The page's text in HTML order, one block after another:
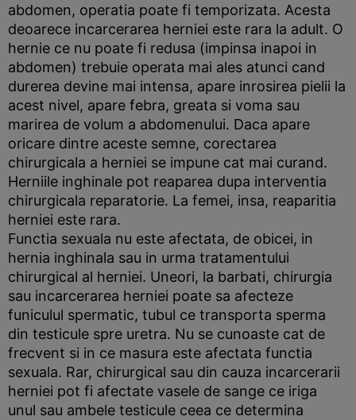
abdomen, operatia poate fi temporizata. Acesta
deoarece incarcerarea herniei este rara la adult. O
hernie ce nu poate fi redusa (impinsa inapoi in
abdomen) trebuie operata mai ales atunci cand
durerea devine mai intensa, apare inrosirea pielii la
acest nivel, apare febra, greata si voma sau
marirea de volum a abdomenului. Daca apare
oricare dintre aceste semne, corectarea
chirurgicala a herniei se impune cat mai curand.
Herniile inghinale pot reaparea dupa interventia
chirurgicala reparatorie. La femei, insa, reaparitia
herniei este rara.
Functia sexuala nu este afectata, de obicei, in
hernia inghinala sau in urma tratamentului
chirurgical al herniei. Uneori, la barbati, chirurgia
sau incarcerarea herniei poate sa afecteze
funiculul spermatic, tubul ce transporta sperma
din testicule spre uretra. Nu se cunoaste cat de
frecvent si in ce masura este afectata functia
sexuala. Rar, chirurgical sau din cauza incarcerarii
herniei pot fi afectate vasele de sange ce iriga
unul sau ambele testicule ceea ce determina